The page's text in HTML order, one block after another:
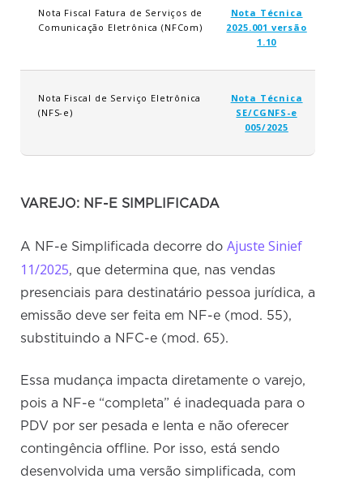
Nota Fiscal Fatura de Serviços de
Comunicação Eletrônica (NFCom)
Nota Técnica
2025.001 versão
1.10
Nota Fiscal de Serviço Eletrônica
(NFS-e)
Nota Técnica
SE/CGNFS-e
005/2025
VAREJO: NF-E SIMPLIFICADA
A NF-e Simplificada decorre doAjuste Sinief
11/2025, que determina que, nas vendas
presenciais para destinatário pessoa jurídica, a
emissão deve ser feita em NF-e (mod. 55),
substituindo a NFC-e (mod. 65).
Essa mudança impacta diretamente o varejo,
pois a NF-e “completa” é inadequada para o
PDV por ser pesada e lenta e não oferecer
contingência offline. Por isso, está sendo
desenvolvida uma versão simplificada, com